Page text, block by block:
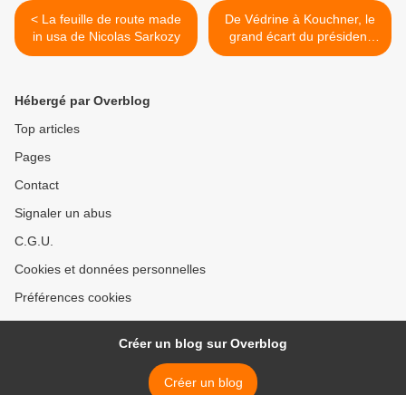
< La feuille de route made
in usa de Nicolas Sarkozy
De Védrine à Kouchner, le
grand écart du président
Sarkozy >
Hébergé par Overblog
Top articles
Pages
Contact
Signaler un abus
C.G.U.
Cookies et données personnelles
Préférences cookies
Créer un blog sur Overblog
Créer un blog